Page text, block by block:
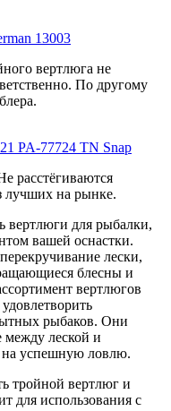
13003
вертлюга не
По другому
PA-77724 TN Snap
расстёгиваются
лучших на рынке.
вертлюги для рыбалки,
вашей оснастки.
лески,
блесны и
вертлюгов
рыбаков. Они
между леской и
на успешную ловлю.
тройной вертлюг и
для использования с